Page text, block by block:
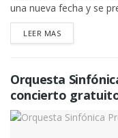
una nueva fecha y se
LEER MASDETAILS
Orquesta
concierto